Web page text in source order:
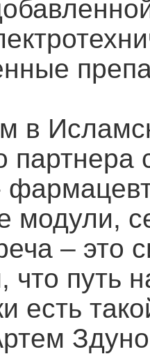
в
партнера
модули,
– это
что путь
есть